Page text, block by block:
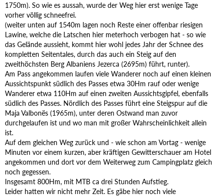
1750m). So wie es aussah, wurde der Weg hier erst wenige Tage
vorher völlig schneefrei.
(weiter unten auf 1540m lagen noch Reste einer offenbar riesigen
Lawine, welche die Latschen hier meterhoch verbogen hat - so wie
das Gelände aussieht, kommt hier wohl jedes Jahr der Schnee des
kompletten Seitentales, durch das auch ein Steig auf den
zweithöchsten Berg Albaniens Jezerca (2695m) führt, runter).
Am Pass angekommen laufen viele Wanderer noch auf einen kleinen
Aussichtspunkt südlich des Passes etwa 30Hm rauf oder wenige
Wanderer etwa 110Hm auf einen zweiten Aussichtsgipfel, ebenfalls
südlich des Passes. Nördlich des Passes führt eine Steigspur auf die
Maja Valbonës (1965m), unter deren Ostwand man zuvor
durchgelaufen ist und wo man mit großer Wahrscheinlichkeit allein
ist.
Auf dem gleichen Weg zurück und - wie schon am Vortag - wenige
Minuten vor einem kurzen, aber kräftigen Gewitterschauer am Hotel
angekommen und dort vor dem Weiterweg zum Campingplatz gleich
noch gegessen.
Insgesamt 800Hm, mit MTB ca drei Stunden Aufstieg.
Leider hatten wir nicht mehr Zeit. Es gäbe hier noch viele